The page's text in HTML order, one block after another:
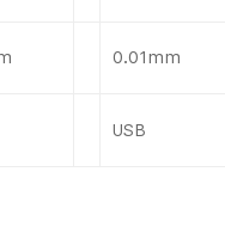
0.01mm
USB